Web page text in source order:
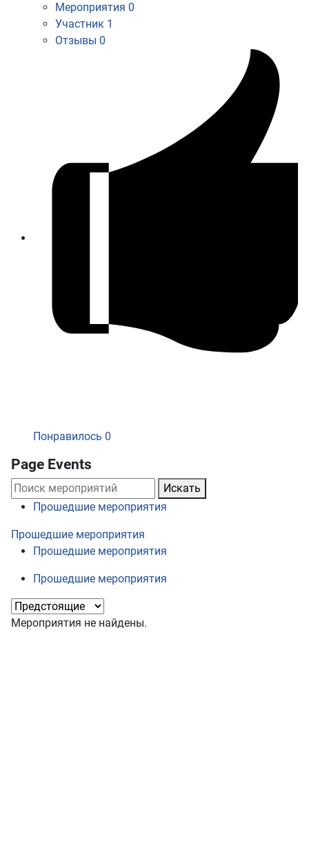
Мероприятия 0
Участник 1
Отзывы 0
Понравилось 0
Page Events
Искать
Прошедшие мероприятия
Прошедшие мероприятия
Прошедшие мероприятия
Прошедшие мероприятия
Мероприятия не найдены.